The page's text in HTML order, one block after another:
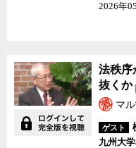
2026年
法秩序
抜くか
マ
ゲスト
九州大